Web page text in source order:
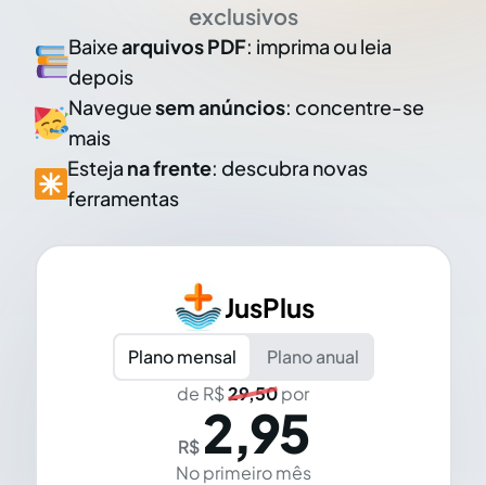
exclusivos
Baixearquivos PDF: imprima ou leia
depois
Naveguesem anúncios: concentre-se
mais
Esteja na frente: descubra novas
ferramentas
JusPlus
Plano mensal
Plano anual
de R$29,50por
R$ 2,95
No primeiro mês